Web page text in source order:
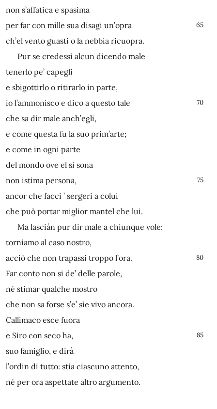
non s’affatica e spasima
per far con mille sua disagi un’opra
65
ch’el vento guasti o la nebbia ricuopra.
Pur se credessi alcun dicendo male
tenerlo pe’ capegli
e sbigottirlo o ritirarlo in parte,
io l’ammonisco e dico a questo tale
70
che sa dir male anch’egli,
e come questa fu la suo prim’arte;
e come in ogni parte
del mondo ove el sí sona
non istima persona,
75
ancor che facci ’ sergeri a colui
che può portar miglior mantel che lui.
Ma lasciàn pur dir male a chiunque vole:
torniamo al caso nostro,
acciò che non trapassi troppo l’ora.
80
Far conto non si de’ delle parole,
né stimar qualche mostro
che non sa forse s’e’ sie vivo ancora.
Callimaco esce fuora
e Siro con seco ha,
85
suo famiglio, e dirà
l’ordin di tutto: stia ciascuno attento,
né per ora aspettate altro argumento.